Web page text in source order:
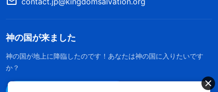
神の国が来ました
神の国が地上に降臨したのです！あなたは神の国に入りたいです
か？